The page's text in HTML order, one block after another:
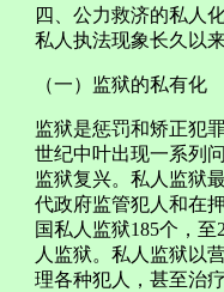
四、公力救济的私人
私人执法现象长久以
（一）监狱的私有化
监狱是惩罚和矫正犯
世纪中叶出现一系列
监狱复兴。私人监狱
代政府监管犯人和在
国私人监狱185个，
人监狱。私人监狱以
理各种犯人，甚至治